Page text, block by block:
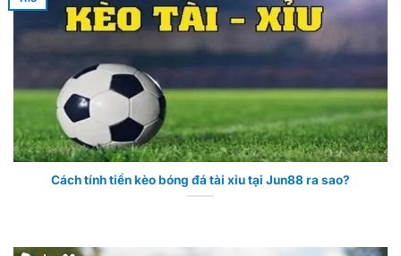
Cách tính tiền kèo bóng đá tài xỉu tại Jun88 ra sao?